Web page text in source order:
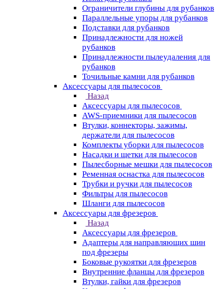
Ограничители глубины для рубанков
Параллельные упоры для рубанков
Подставки для рубанков
Принадлежности для ножей
рубанков
Принадлежности пылеудаления для
рубанков
Точильные камни для рубанков
Аксессуары для пылесосов
Назад
Аксессуары для пылесосов
AWS-приемники для пылесосов
Втулки, коннекторы, зажимы,
держатели для пылесосов
Комплекты уборки для пылесосов
Насадки и щетки для пылесосов
Пылесборные мешки для пылесосов
Ременная оснастка для пылесосов
Трубки и ручки для пылесосов
Фильтры для пылесосов
Шланги для пылесосов
Аксессуары для фрезеров
Назад
Аксессуары для фрезеров
Адаптеры для направляющих шин
под фрезеры
Боковые рукоятки для фрезеров
Внутренние фланцы для фрезеров
Втулки, гайки для фрезеров